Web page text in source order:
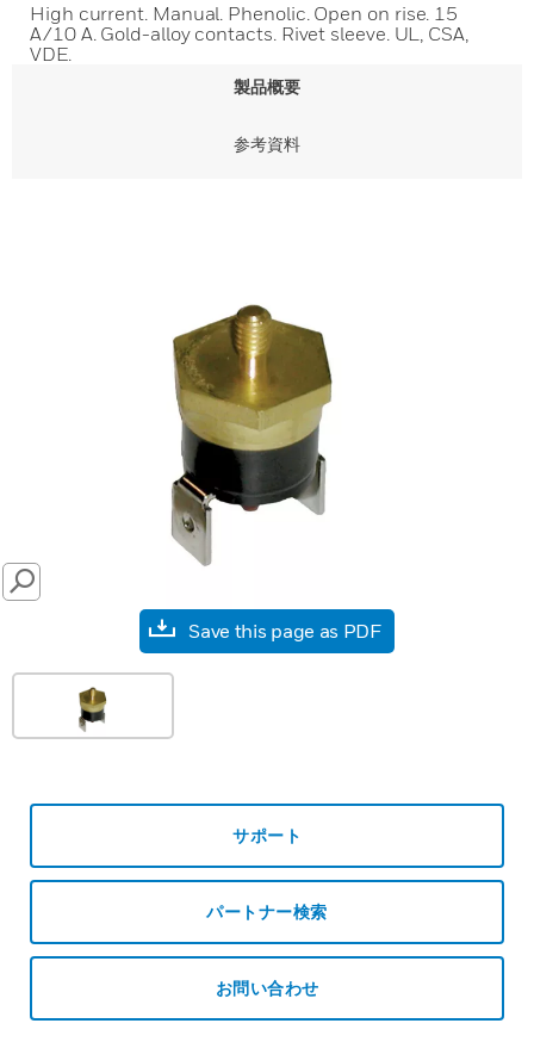
High current. Manual. Phenolic. Open on rise. 15
A/10 A. Gold-alloy contacts. Rivet sleeve. UL, CSA,
VDE.
製品概要
参考資料
SEARCH
Save this page as PDF
サポート
パートナー検索
お問い合わせ